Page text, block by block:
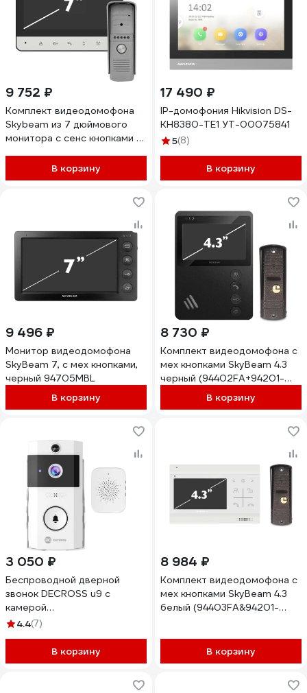
9 752 ₽
Комплект видеодомофона
Skybeam из 7 дюймового
монитора с сенс кнопками и
В корзину
17 490 ₽
IP-домофония Hikvision DS-
KH8380-TE1 УТ-00075841
5(8)
В корзину
9 496 ₽
Монитор видеодомофона
SkyBeam 7, с мех кнопками,
черный 94705MBL
В корзину
8 730 ₽
Комплект видеодомофона с
мех кнопками SkyBeam 4.3
черный (94402FA+94201-
600TVLBL) 94402FA+
94201- 600TVLBL
В корзину
3 050 ₽
Беспроводной дверной
звонок DECROSS u9 с
камерой
DU1020230000000
4.4(7)
В корзину
8 984 ₽
Комплект видеодомофона с
мех кнопками SkyBeam 4.3
белый (94403FA&94201-
В корзину